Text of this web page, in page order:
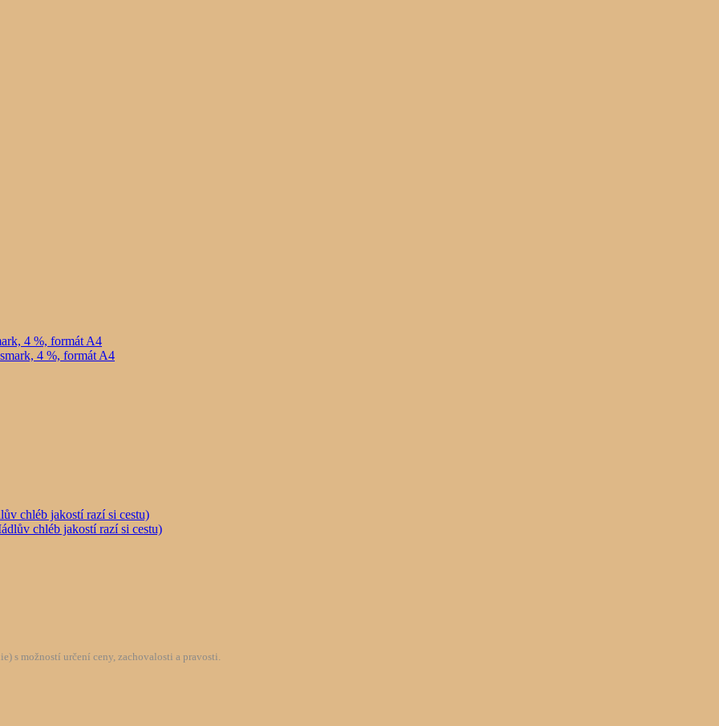
4 %, formát A4
chléb jakostí razí si cestu)
s možností určení ceny, zachovalosti a pravosti.